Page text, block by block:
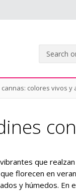
colores vivos y
que
florecen en
y húmedos. En